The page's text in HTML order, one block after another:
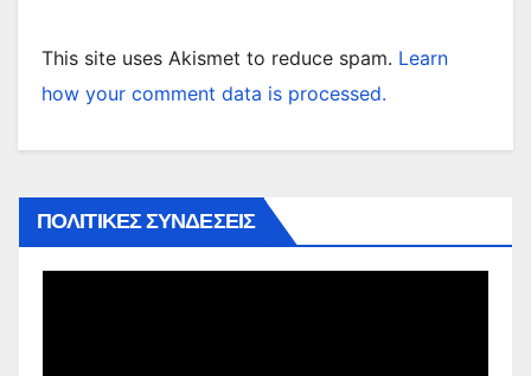
This site uses Akismet to reduce spam. Learn
how your comment data is processed.
ΠΟΛΙΤΙΚΕΣ ΣΥΝΔΕΣΕΙΣ